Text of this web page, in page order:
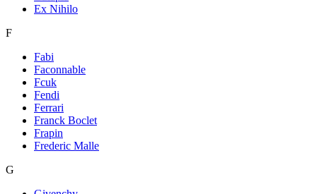
Ex Nihilo
F
Fabi
Faconnable
Fcuk
Fendi
Ferrari
Franck Boclet
Frapin
Frederic Malle
G